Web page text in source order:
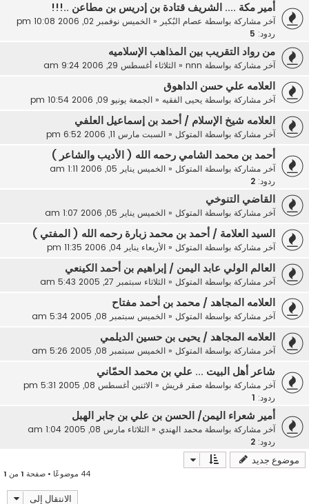
أمير مكة .... الشريف قتادة بن إدريس بن مطاعن ..!!!
آخر مشاركة بواسطة عصام البُكير « الخميس نوفمبر 02, 2006 10:08 pm
ردود: 5
من رواد التقريب بين المذاهب الإسلاميه
آخر مشاركة بواسطة nnn
« الثلاثاء أغسطس 29, 2006 9:24 am
العلامه علي حسن الداهوق
آخر مشاركة بواسطة يحيى الفقيه « الجمعة يونيو 09, 2006 10:54 pm
العلامه شيخ الإسلام / أحمد بن إسماعيل العلفي
آخر مشاركة بواسطة المتوكل « السبت مارس 11, 2006 6:52 pm
أحمد بن محمد الشامي رحمه الله ( الأديب والشاعر )
آخر مشاركة بواسطة المتوكل « الخميس يناير 05, 2006 1:11 am
ردود: 2
القاضي التنوخي
آخر مشاركة بواسطة المتوكل « الخميس يناير 05, 2006 1:07 am
السيد العلامة / أحمد بن محمد زبارة رحمه الله ( المفتي )
آخر مشاركة بواسطة المتوكل « الأربعاء يناير 04, 2006 11:35 pm
العالم الولي عابد اليمن / إبراهيم بن أحمد الكينعي
آخر مشاركة بواسطة المتوكل « الثلاثاء سبتمبر 27, 2005 5:43 am
العلامه المجاهد / محمد بن أحمد مفتاح
آخر مشاركة بواسطة المتوكل « الخميس سبتمبر 08, 2005 5:34 am
العلامه المجاهد / يحيى بن حسين الديلمي
آخر مشاركة بواسطة المتوكل « الخميس سبتمبر 08, 2005 5:26 am
شاعر أهل البيت ... علي بن محمد الحمّاني
آخر مشاركة بواسطة صقر قريش « الاثنين أغسطس 08, 2005 5:31 pm
ردود: 1
أمير شعراء اليمن/ الحسن بن علي بن جابر الهبل
آخر مشاركة بواسطة محمد الهندي « الثلاثاء مارس 08, 2005 1:04 am
ردود: 2
موضوع جديد
44 موضوعًا • صفحة 1 من 1
الانتقال إلى